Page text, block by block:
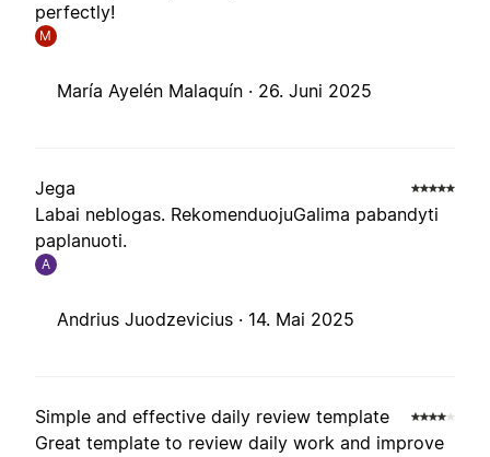
perfectly!
M
María Ayelén Malaquín · 26. Juni 2025
Jega
Labai neblogas. RekomenduojuGalima pabandyti
paplanuoti.
A
Andrius Juodzevicius · 14. Mai 2025
Simple and effective daily review template
Great template to review daily work and improve